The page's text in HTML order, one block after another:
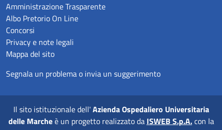
Amministrazione Trasparente
Albo Pretorio On Line
Concorsi
Privacy e note legali
Mappa del sito
Segnala un problema o invia un suggerimento
Il sito istituzionale dell'Azienda Ospedaliero Universitaria
delle Marcheè un progetto realizzato da ISWEB S.p.A.con la